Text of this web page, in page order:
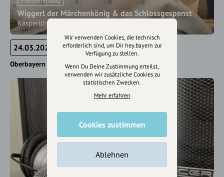
Wiggerl der Märchenkönig & das Schlossgespenst
Kasperltheater zu Ehren von König Ludwig II
24.03.2022
Oberbayern
Wir verwenden Cookies, die technisch
erforderlich sind, um Dir hey.bayern zur
Verfügung zu stellen.
Wenn Du Deine Zustimmung erteilst,
verwenden wir zusätzliche Cookies zu
statistischen Zwecken.
Mehr erfahren
Cookies zustimmen
Ablehnen